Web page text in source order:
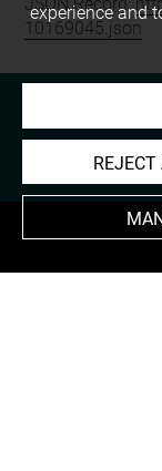
10169045.json
experience and